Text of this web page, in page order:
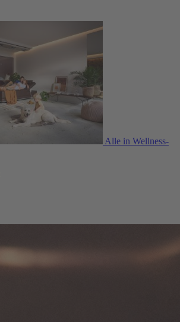
Alle in Wellness-